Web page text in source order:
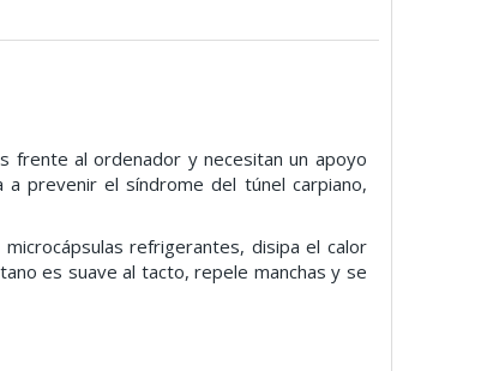
frente al ordenador y necesitan un apoyo
a prevenir el síndrome del túnel carpiano,
refrigerantes, disipa el calor
es suave al tacto, repele manchas y se